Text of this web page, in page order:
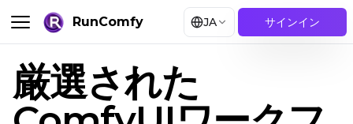
RunComfy JA サインイン
厳選された